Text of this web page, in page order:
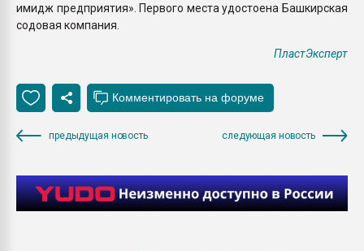
имидж предприятия». Первого места удостоена Башкирская
содовая компания.
ПластЭксперт
предыдущая новость следующая новость